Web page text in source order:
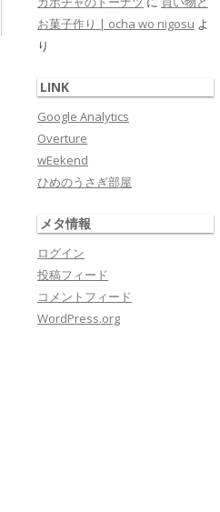
お菓子作り | ocha wo nigosu よ
り
LINK
Google Analytics
Overture
wEekend
ひめのうさぎ部屋
メタ情報
ログイン
投稿フィード
コメントフィード
WordPress.org